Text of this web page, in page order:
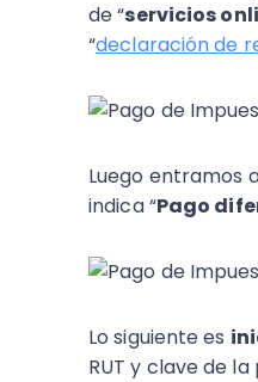
de “servicios
“declaración de
Luego entramos
indica “Pago
Lo siguiente es
RUT y clave de